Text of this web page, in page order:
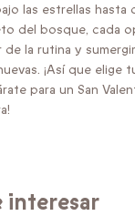
las estrellas hasta
del bosque, cada
de la rutina y
¡Así que elige
para un San
interesar